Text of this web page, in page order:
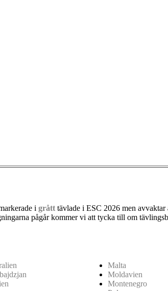
i grått tävlade i ESC 2026 men avvaktar
pågår kommer vi att tycka till om
Malta
Moldavien
Montenegro